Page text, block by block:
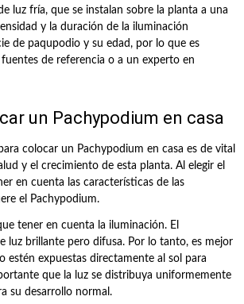
luz fría, que se instalan sobre la planta a una
y la duración de la iluminación
de paqupodio y su edad, por lo que es
de referencia o a un experto en
un Pachypodium en casa
colocar un Pachypodium en casa es de vital
y el crecimiento de esta planta. Al elegir el
en cuenta las características de las
el Pachypodium.
tener en cuenta la iluminación. El
luz brillante pero difusa. Por lo tanto, es mejor
estén expuestas directamente al sol para
que la luz se distribuya uniformemente
su desarrollo normal.